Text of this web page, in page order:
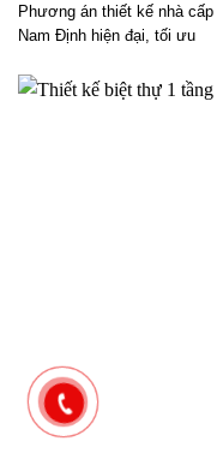
Phương án thiết kế nhà
Nam Định hiện đại, tối ưu